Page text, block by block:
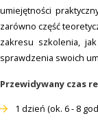
umiejętności
zarówno część
zakresu szkolenia,
sprawdzenia swoich
Przewidywany czas
1 dzień (ok. 6 - 8